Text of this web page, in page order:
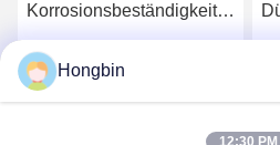
Korrosionsbeständigkeit,
die Hartmetall sandstrahlt,
versieht YG6X mit einer
Düse
Hongbin
12:30 PM